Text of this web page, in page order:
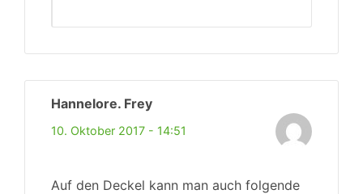
Hannelore. Frey
10. Oktober 2017 - 14:51
Auf den Deckel kann man auch folgende